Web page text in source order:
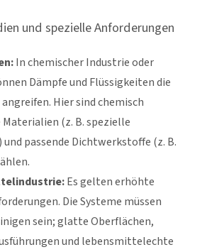
und spezielle Anforderungen
In chemischer Industrie oder
Dämpfe und Flüssigkeiten die
Hier sind chemisch
(z. B. spezielle
passende Dichtwerkstoffe (z. B.
Es gelten erhöhte
Die Systeme müssen
sein; glatte Oberflächen,
und lebensmittelechte